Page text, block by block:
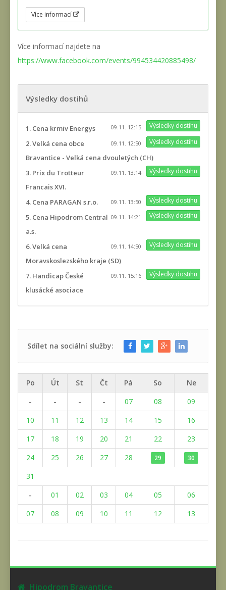
Více informací
Více informací najdete na
https://www.facebook.com/events/994534420885498/
Výsledky dostihů
Výsledky dostihu
09.11. 12:15
1. Cena krmiv Energys
Výsledky dostihu
09.11. 12:50
2. Velká cena obce
Bravantice - Velká cena dvouletých (CH)
Výsledky dostihu
09.11. 13:14
3. Prix du Trotteur
Francais XVI.
Výsledky dostihu
09.11. 13:50
4. Cena PARAGAN s.r.o.
Výsledky dostihu
09.11. 14:21
5. Cena Hipodrom Central
a.s.
Výsledky dostihu
09.11. 14:50
6. Velká cena
Moravskoslezského kraje (SD)
Výsledky dostihu
09.11. 15:16
7. Handicap České
klusácké asociace
Sdílet na sociální služby:
Po Út St Čt Pá So
Ne
-
- - - 07 08
09
10
11 12 13 14 15
16
17
18 19 20 21 22
23
24
25 26 27 28 29 30
31
-
01 02 03 04 05
06
07
08 09 10 11 12 13
Hipodrom Bravantice